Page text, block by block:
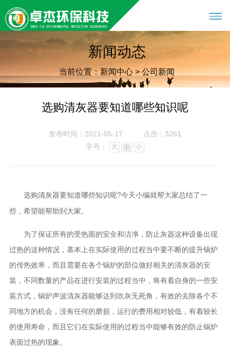
新闻动态
当前位置：新闻中心 >公司新闻
选购清灰器要知道哪些知识呢
发布时间：2021-05-17
点击：3261
字号：
大 中 小
选购清灰器要知道哪些知识呢?今天小编就帮大家总结了一
些，希望能帮助到大家。
为了保证所有的受热面的安全和洁净，防止灰器这种设备出现
过热的这种情况，基本上在实际使用的过程当中要不断的提升锅炉
的传热效率，而且需要在各个锅炉的部位做好相关的清灰器的安
装，不同数量的产品在进行安装的过程当中，将有着自身的一些安
装方式，锅炉声波清灰器能够达到吹灰无死角，有效的去除各个不
同地方的机会，没有任何的磨损，运行的费用相对较低，有着较长
的使用寿命，而且它们在实际使用的过程当中能够有效的防止锅炉
表面过热的现象。